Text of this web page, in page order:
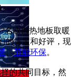
名欧自热地板取暖
的肯定和好评，现
、节能环保。
的共同目标，然